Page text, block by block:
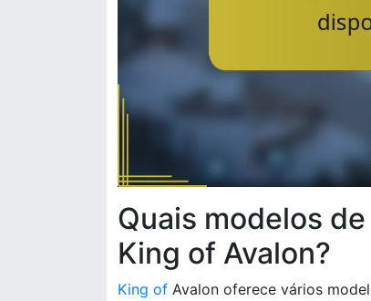
Quais modelos
King of Avalon?
King of Avalon oferece vários